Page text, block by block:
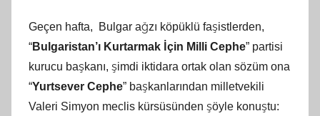
Geçen hafta, Bulgar ağzı köpüklü faşistlerden,
“Bulgaristan’ı Kurtarmak İçin Milli Cephe” partisi
kurucu başkanı, şimdi iktidara ortak olan sözüm ona
“Yurtsever Cephe” başkanlarından milletvekili
Valeri Simyon meclis kürsüsünden şöyle konuştu: